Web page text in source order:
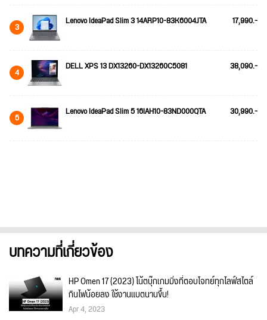
3 Lenovo IdeaPad Slim 3 14ARP10-83K6004JTA 17,990.-
4 DELL XPS 13 DX13260-DX13260C5081 38,090.-
5 Lenovo IdeaPad Slim 5 16IAH10-83ND000QTA 30,990.-
บทความที่เกี่ยวข้อง
HP Omen 17 (2023) โน้ตบุ๊กเกมมิ่งที่ตอบโจทย์ทุกไลฟ์สไตล์
กินไฟน้อยลง ใช้งานแบตนานขึ้น!
Apr 4, 2023